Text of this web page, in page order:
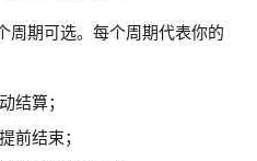
周期可选。每个周期代表你的
结算；
前结束；